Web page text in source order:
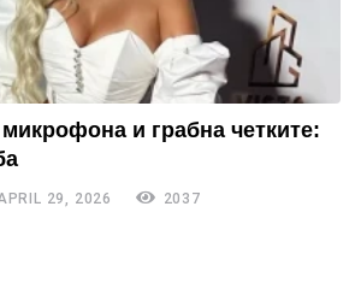
и грабна четките:
29, 2026
2037